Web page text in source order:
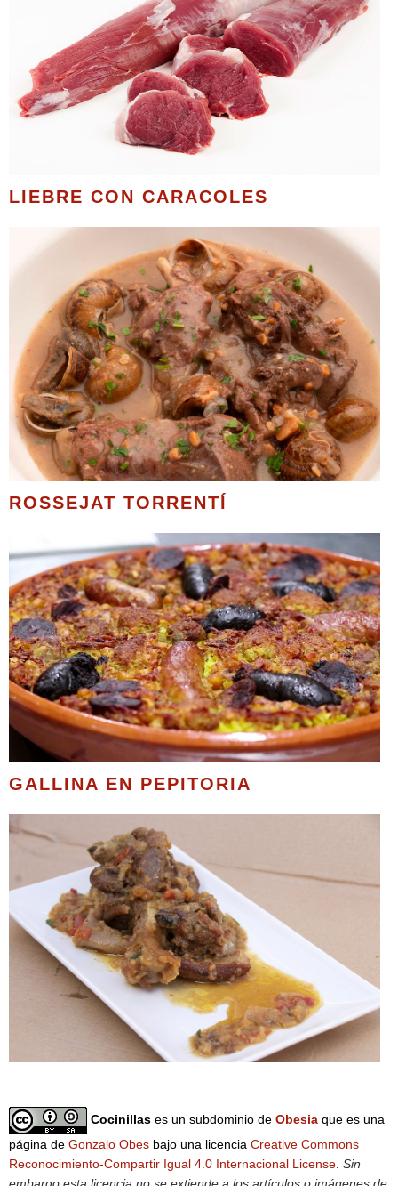
LIEBRE CON CARACOLES
ROSSEJAT TORRENTÍ
GALLINA EN PEPITORIA
Cocinillas es un subdominio de Obesia que es una
página de Gonzalo Obes bajo una licencia Creative Commons
Reconocimiento-Compartir Igual 4.0 Internacional License Sin